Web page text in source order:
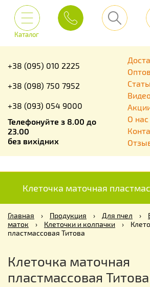
Каталог
+38 (095) 010 2225
+38 (098) 750 7952
+38 (093) 054 9000
Телефонуйте з 8.00 до
23.00
без вихідних
О нас
Клеточка маточная
Главная › Продукция › Для пчел ›
маток
› Клеточки и колпачки ›
пластмассовая Титова
Клеточка маточная
пластмассовая Титова